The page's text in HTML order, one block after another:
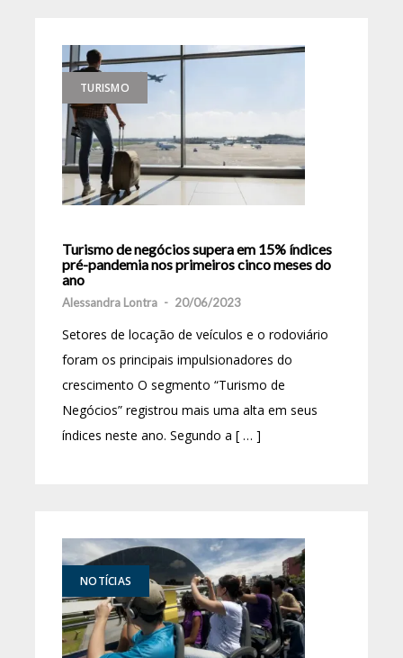
TURISMO
Turismo de negócios supera em 15% índices
pré-pandemia nos primeiros cinco meses do
ano
Alessandra Lontra - 20/06/2023
Setores de locação de veículos e o rodoviário
foram os principais impulsionadores do
crescimento O segmento “Turismo de
Negócios” registrou mais uma alta em seus
índices neste ano. Segundo a [ … ]
NOTÍCIAS